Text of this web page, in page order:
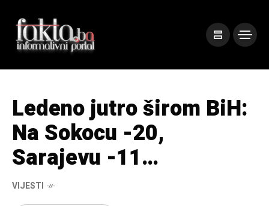
Ledeno jutro širom BiH:
Na Sokocu -20,
Sarajevu -11…
VIJESTI